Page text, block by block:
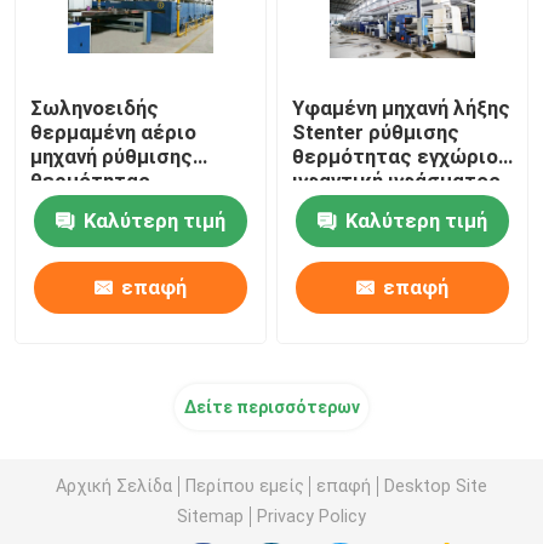
Σωληνοειδής
θερμαμένη αέριο
μηχανή ρύθμισης
θερμότητας
υφάσματος για τα
υφάσματα 2200mm
πετσετών
Καλύτερη τιμή
επαφή
Υφαμένη μηχανή λήξης
Stenter ρύθμισης
θερμότητας εγχώριου
υφαντική υφάσματος
θερμαμένη πετρέλαιο
Καλύτερη τιμή
επαφή
Δείτε περισσότερων
Αρχική Σελίδα Περίπου εμείς επαφή
Desktop Site
Sitemap
Privacy Policy